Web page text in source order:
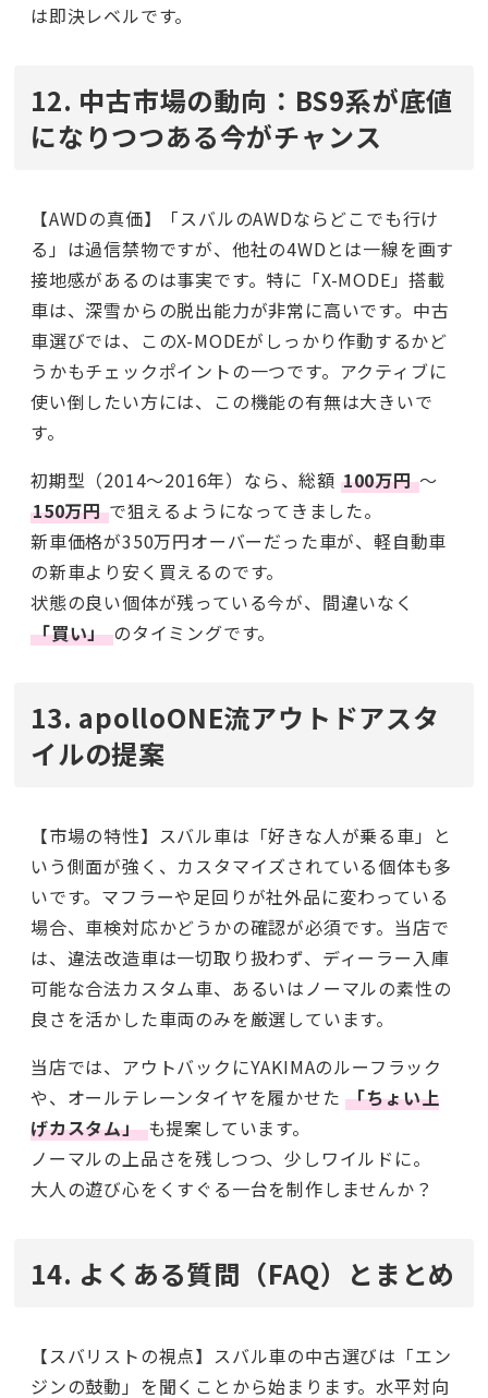
は即決レベルです。
12. 中古市場の動向：BS9系が底値
になりつつある今がチャンス
【AWDの真価】「スバルのAWDならどこでも行け
る」は過信禁物ですが、他社の4WDとは一線を画す
接地感があるのは事実です。特に「X-MODE」搭載
車は、深雪からの脱出能力が非常に高いです。中古
車選びでは、このX-MODEがしっかり作動するかど
うかもチェックポイントの一つです。アクティブに
使い倒したい方には、この機能の有無は大きいで
す。
初期型（2014〜2016年）なら、総額 100万円〜
150万円で狙えるようになってきました。
新車価格が350万円オーバーだった車が、軽自動車
の新車より安く買えるのです。
状態の良い個体が残っている今が、間違いなく
「買い」のタイミングです。
13. apolloONE流アウトドアスタ
イルの提案
【市場の特性】スバル車は「好きな人が乗る車」と
いう側面が強く、カスタマイズされている個体も多
いです。マフラーや足回りが社外品に変わっている
場合、車検対応かどうかの確認が必須です。当店で
は、違法改造車は一切取り扱わず、ディーラー入庫
可能な合法カスタム車、あるいはノーマルの素性の
良さを活かした車両のみを厳選しています。
当店では、アウトバックにYAKIMAのルーフラック
や、オールテレーンタイヤを履かせた「ちょい上
げカスタム」も提案しています。
ノーマルの上品さを残しつつ、少しワイルドに。
大人の遊び心をくすぐる一台を制作しませんか？
14. よくある質問（FAQ）とまとめ
【スバリストの視点】スバル車の中古選びは「エン
ジンの鼓動」を聞くことから始まります。水平対向